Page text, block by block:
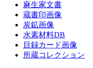
麻生家文書
蔵書印画像
炭鉱画像
水素材料DB
目録カード画像
所蔵コレクション